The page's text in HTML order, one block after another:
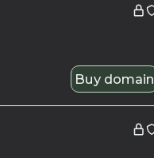
Buy domain